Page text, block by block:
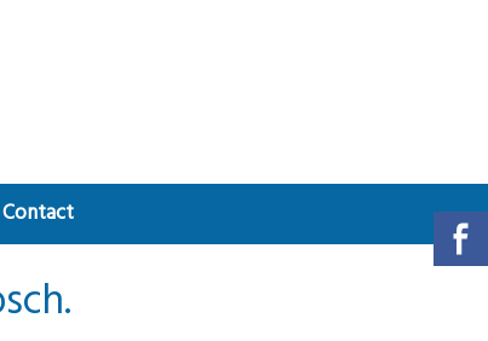
Contact